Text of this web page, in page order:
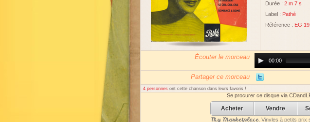
Durée : 2 m 7 s
Label : Pathé
Référence : EG
Écouter le morceau
Player00:00
Partager ce morceau
4 personnes ont cette chanson dans leurs favoris !
Se procurer ce disque via
Acheter Vendre
My Marketplace, Vinyles à petits prix